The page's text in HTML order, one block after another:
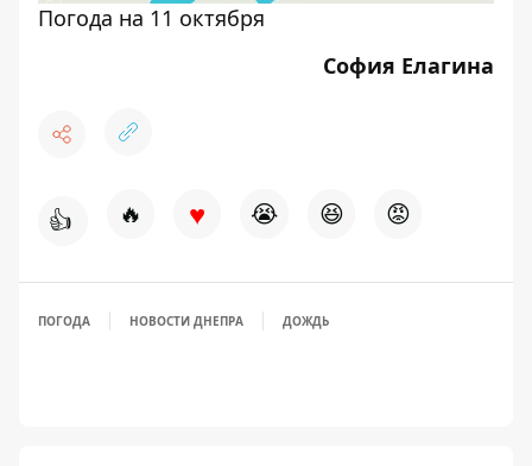
Погода на 11 октября
София Елагина
👍 🔥 ♥ 😭 😆 😡
ПОГОДА НОВОСТИ ДНЕПРА ДОЖДЬ